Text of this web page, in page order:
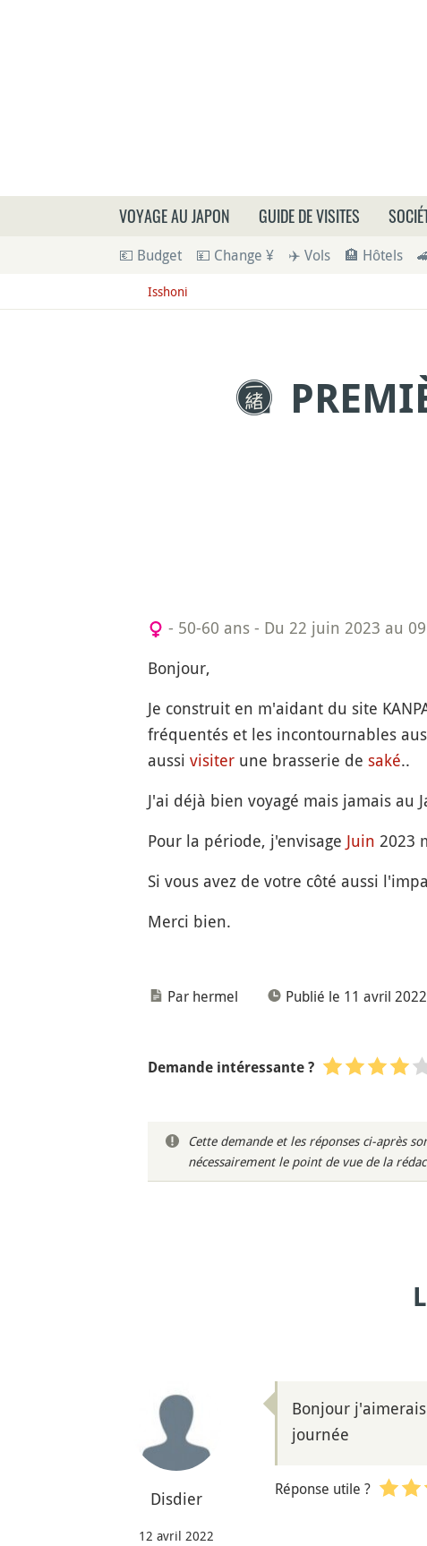
Que
VOYAGE AU JAPON GUIDE DE VISITES
💶 Budget 💴 Change ¥ ✈️ Vols 🏨 Hôtels
Isshoni
- 50-60 ans - Du 22 juin 2023 au
Bonjour,
Je construit en m'aidant du site
fréquentés et les incontournables
aussi visiterune brasserie de saké..
J'ai déjà bien voyagé mais jamais au
Pour la période, j'envisage Juin 2023
Si vous avez de votre côté aussi
Merci bien.
Par hermel Publié le 11 avril 2022
Demande intéressante ?
Cette demande et les réponses ci-après
nécessairement le point de vue de la
Disdier
12 avril 2022
Bonjour
journée
Réponse utile ?